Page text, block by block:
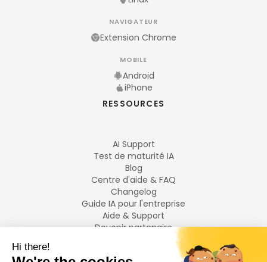
NAVIGATEUR
Extension Chrome
MOBILE
Android
iPhone
RESSOURCES
AI Support
Test de maturité IA
Blog
Centre d'aide & FAQ
Changelog
Guide IA pour l'entreprise
Aide & Support
Devenir partenaire
LANGUES